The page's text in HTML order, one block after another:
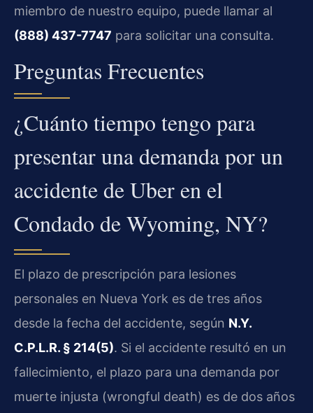
miembro de nuestro equipo, puede llamar al
(888) 437-7747 para solicitar una consulta.
Preguntas Frecuentes
¿Cuánto tiempo tengo para
presentar una demanda por un
accidente de Uber en el
Condado de Wyoming, NY?
El plazo de prescripción para lesiones
personales en Nueva York es de tres años
desde la fecha del accidente, según N.Y.
C.P.L.R. § 214(5). Si el accidente resultó en un
fallecimiento, el plazo para una demanda por
muerte injusta (wrongful death) es de dos años